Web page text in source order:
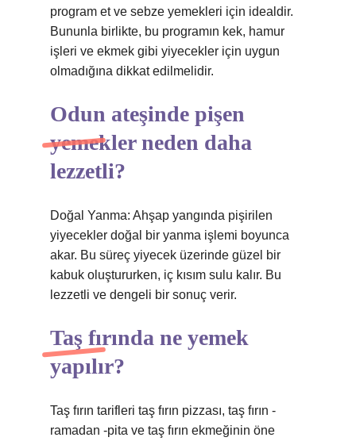
program et ve sebze yemekleri için idealdir.
Bununla birlikte, bu programın kek, hamur
işleri ve ekmek gibi yiyecekler için uygun
olmadığına dikkat edilmelidir.
Odun ateşinde pişen
yemekler neden daha
lezzetli?
Doğal Yanma: Ahşap yangında pişirilen
yiyecekler doğal bir yanma işlemi boyunca
akar. Bu süreç yiyecek üzerinde güzel bir
kabuk oluştururken, iç kısım sulu kalır. Bu
lezzetli ve dengeli bir sonuç verir.
Taş fırında ne yemek
yapılır?
Taş fırın tarifleri taş fırın pizzası, taş fırın -
ramadan -pita ve taş fırın ekmeğinin öne